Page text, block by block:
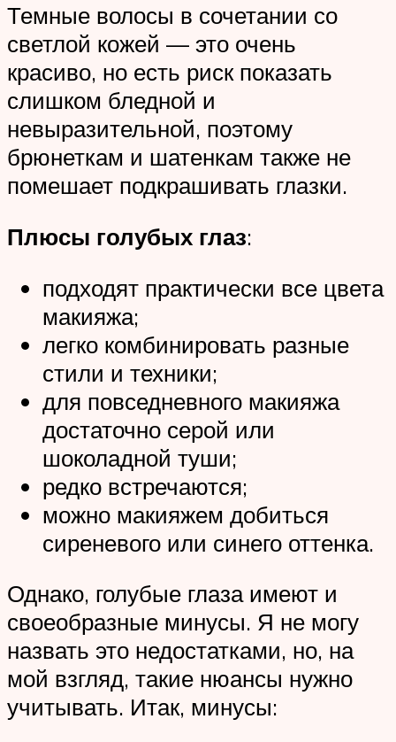
Темные волосы в сочетании со
светлой кожей — это очень
красиво, но есть риск показать
слишком бледной и
невыразительной, поэтому
брюнеткам и шатенкам также не
помешает подкрашивать глазки.
Плюсы голубых глаз:
подходят практически все цвета
макияжа;
легко комбинировать разные
стили и техники;
для повседневного макияжа
достаточно серой или
шоколадной туши;
редко встречаются;
можно макияжем добиться
сиреневого или синего оттенка.
Однако, голубые глаза имеют и
своеобразные минусы. Я не могу
назвать это недостатками, но, на
мой взгляд, такие нюансы нужно
учитывать. Итак, минусы: